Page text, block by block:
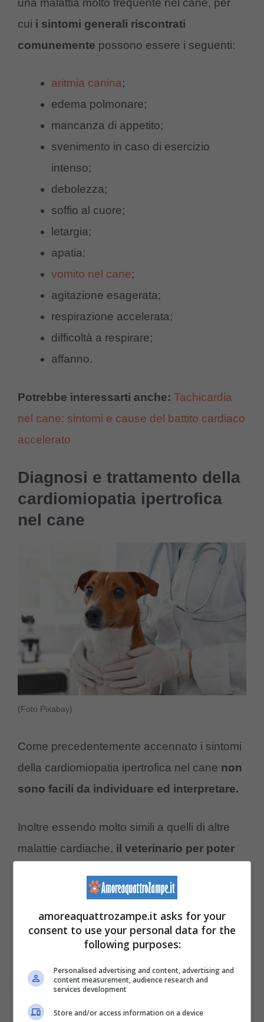
una malattia molto frequente nel cane, per
cui i sintomi generali riscontrati
comunemente possono essere i seguenti:
aritmia canina;
edema polmonare;
mancanza di appetito;
svenimento in caso di esercizio
intenso;
debolezza;
soffio al cuore;
letargia;
apatia;
vomito nel cane;
agitazione esagerata;
respirazione accelerata;
difficoltà a respirare;
affanno.
Potrebbe interessarti anche: Tachicardia
nel cane: sintomi e cause del battito cardiaco
accelerato
Diagnosi e trattamento della
cardiomiopatia ipertrofica
nel cane
(Foto Pixabay)
Come precedentemente accennato i sintomi
della cardiomiopatia ipertrofica nel cane non
sono facili da individuare ed interpretare.
Inoltre essendo molto simili a quelli di altre
malattie cardiache, il veterinario per poter
specifici, ad esempio:
radiografie: utili ad evidenziare la
presenza di un edema polmonare e, in
alcuni casi, l’ingrandimento del
ventricolo.;
elettrocardiogrammi: utili per
amoreaquattrozampe.it asks for your
consent to use your personal data for the
following purposes:
Personalised advertising and content, advertising and
content measurement, audience research and
services development
Store and/or access information on a device